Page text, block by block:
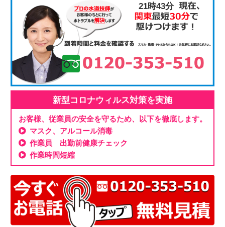
21時43分
新型コロナウィルス対策を実施
お客様、従業員の安全を守るため、以下を徹底します。
マスク、アルコール消毒
作業員 出勤前健康チェック
作業時間短縮